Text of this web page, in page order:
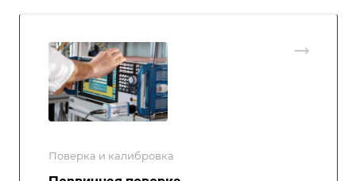
Поверка и калибровка